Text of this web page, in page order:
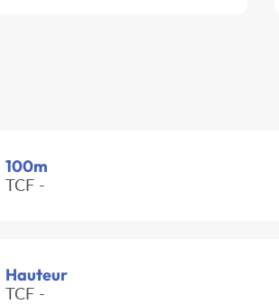
100m
TCF -
Hauteur
TCF -